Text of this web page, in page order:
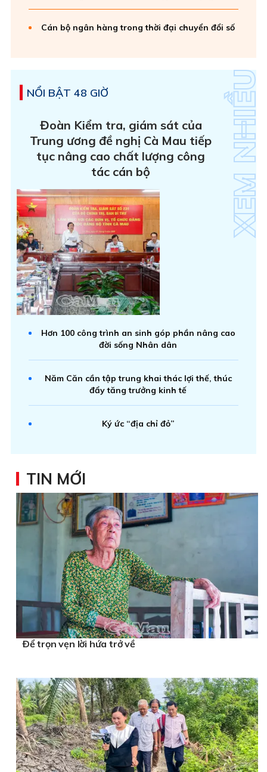
Cán bộ ngân hàng trong thời đại chuyển đổi số
NỔI BẬT 48 GIỜ
Đoàn Kiểm tra, giám sát của
Trung ương đề nghị Cà Mau tiếp
tục nâng cao chất lượng công
tác cán bộ
Hơn 100 công trình an sinh góp phần nâng cao
đời sống Nhân dân
Năm Căn cần tập trung khai thác lợi thế, thúc
đẩy tăng trưởng kinh tế
Ký ức “địa chỉ đỏ”
TIN MỚI
Ðể trọn vẹn lời hứa trở về